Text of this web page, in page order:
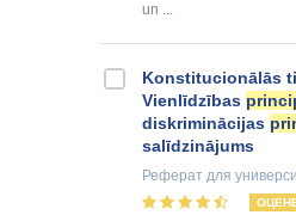
un ...
Konstitucionālās
Vienlīdzības
diskriminācijas
salīdzinājums
Реферат для